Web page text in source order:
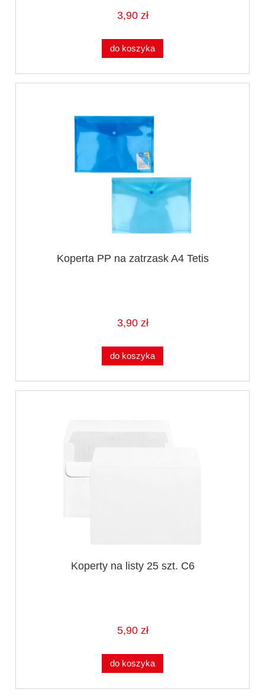
3,90 zł
do koszyka
Koperta PP na zatrzask A4 Tetis
3,90 zł
do koszyka
Koperty na listy 25 szt. C6
5,90 zł
do koszyka